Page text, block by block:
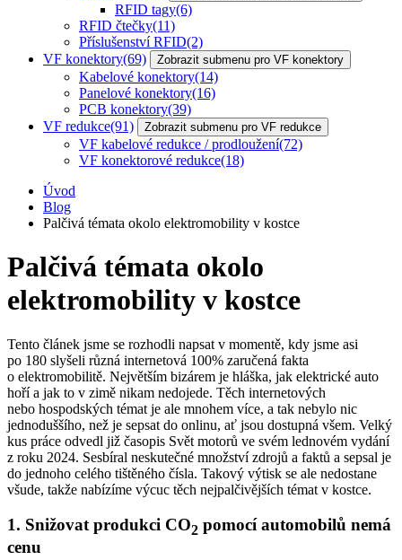
RFID tagy(6)
RFID čtečky(11)
Příslušenství RFID(2)
VF konektory(69) Zobrazit submenu pro VF konektory
Kabelové konektory(14)
Panelové konektory(16)
PCB konektory(39)
VF redukce(91) Zobrazit submenu pro VF redukce
VF kabelové redukce / prodloužení(72)
VF konektorové redukce(18)
Úvod
Blog
Palčivá témata okolo elektromobility v kostce
Palčivá témata okolo
elektromobility v kostce
Tento článek jsme se rozhodli napsat v momentě, kdy jsme asi
po 180 slyšeli různá internetová 100% zaručená fakta
o elektromobilitě. Největším bizárem je hláška, jak elektrické auto
hoří a jak to v zimě nikam nedojede. Těch internetových
nebo hospodských témat je ale mnohem více, a tak nebylo nic
jednoduššího, než je sepsat do onlinu, ať jsou dostupná všem. Velký
kus práce odvedl již časopis Svět motorů ve svém lednovém vydání
z roku 2024. Sesbíral neskutečné množství zdrojů a faktů a sepsal je
do jednoho celého tištěného čísla. Takový výtisk se ale nedostane
všude, takže nabízíme výcuc těch nejpalčivějších témat v kostce.
1. Snižovat produkci CO2 pomocí automobilů nemá
cenu